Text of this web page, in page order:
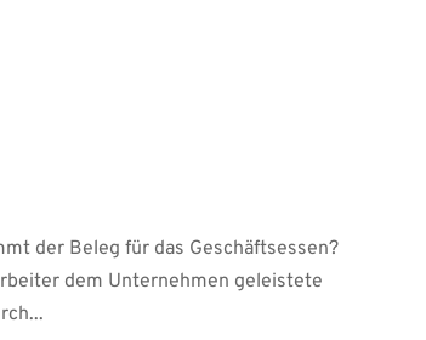
der Beleg für das Geschäftsessen?
dem Unternehmen geleistete